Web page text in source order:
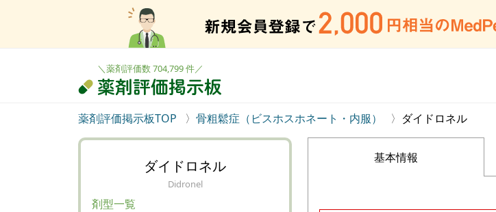
＼薬剤評価数 704,799 件／
薬剤評価掲示板TOP 骨粗鬆症（ビスホスホネート・内服） ダイドロネル
ダイドロネル
Didronel
剤型一覧
基本情報